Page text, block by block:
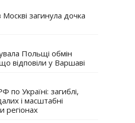
загинула дочка
Польщі обмін
відповіли у Варшаві
по Україні: загиблі,
і масштабні
регіонах